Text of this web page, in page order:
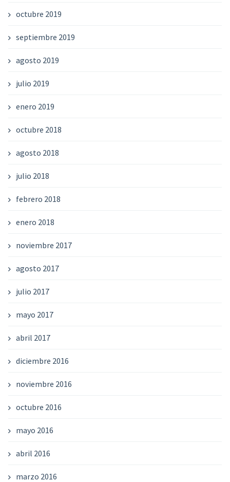
octubre 2019
septiembre 2019
agosto 2019
julio 2019
enero 2019
octubre 2018
agosto 2018
julio 2018
febrero 2018
enero 2018
noviembre 2017
agosto 2017
julio 2017
mayo 2017
abril 2017
diciembre 2016
noviembre 2016
octubre 2016
mayo 2016
abril 2016
marzo 2016